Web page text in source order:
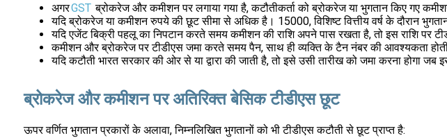
अगरGST ब्रोकरेज और कमीशन पर लगाया गया है, कटौतीकर्ता को ब्रोकरेज या भुगतान किए गए
यदि ब्रोकरेज या कमीशन रुपये की छूट सीमा से अधिक है। 15000, विशिष्ट वित्तीय वर्ष के दौरान
यदि एजेंट बिक्री पहलू का निपटान करते समय कमीशन की राशि अपने पास रखता है, तो इस राशि पर
कमीशन और ब्रोकरेज पर टीडीएस जमा करते समय पैन, साथ ही व्यक्ति के टैन नंबर की आवश्यकता
यदि कटौती भारत सरकार की ओर से या द्वारा की जाती है, तो इसे उसी तारीख को जमा करना होगा जब
ब्रोकरेज और कमीशन पर अतिरिक्त बेसिक टीडीएस छूट
ऊपर वर्णित भुगतान प्रकारों के अलावा, निम्नलिखित भुगतानों को भी टीडीएस कटौती से छूट प्राप्त है: